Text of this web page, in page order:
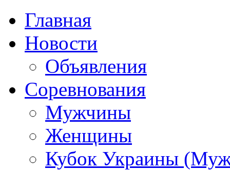
Главная
Новости
Объявления
Соревнования
Мужчины
Женщины
Кубок Украины